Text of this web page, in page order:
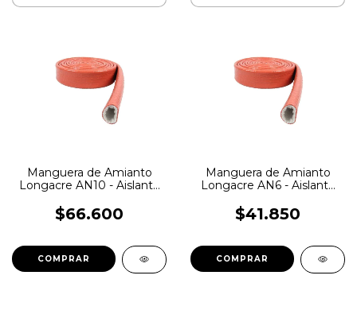
Manguera de Amianto
Longacre AN10 - Aislante
$66.600
Manguera de Amianto
Longacre AN6 - Aislante
$41.850